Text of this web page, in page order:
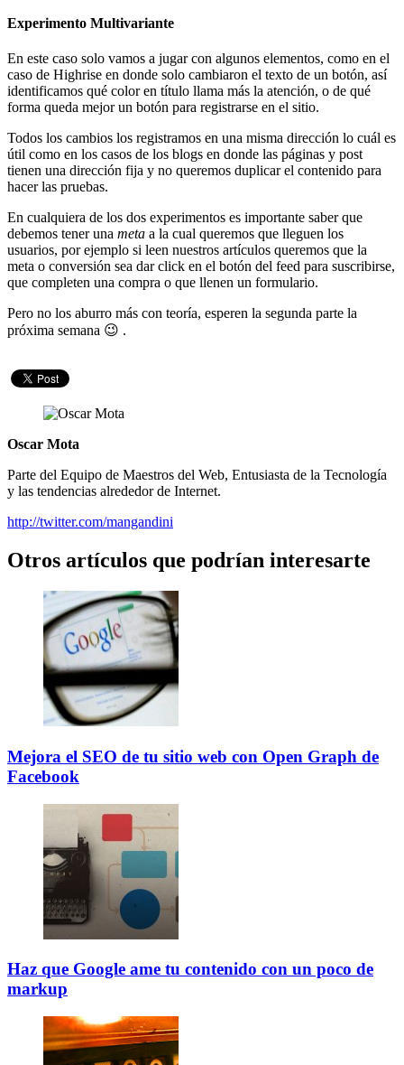
Experimento Multivariante
En este caso solo vamos a jugar con algunos elementos, como en el
caso de Highrise en donde solo cambiaron el texto de un botón, así
identificamos qué color en título llama más la atención, o de qué
forma queda mejor un botón para registrarse en el sitio.
Todos los cambios los registramos en una misma dirección lo cuál es
útil como en los casos de los blogs en donde las páginas y post
tienen una dirección fija y no queremos duplicar el contenido para
hacer las pruebas.
En cualquiera de los dos experimentos es importante saber que
debemos tener una meta a la cual queremos que lleguen los
usuarios, por ejemplo si leen nuestros artículos queremos que la
meta o conversión sea dar click en el botón del feed para suscribirse,
que completen una compra o que llenen un formulario.
Pero no los aburro más con teoría, esperen la segunda parte la
próxima semana 😉 .
Oscar Mota
Parte del Equipo de Maestros del Web, Entusiasta de la Tecnología
y las tendencias alrededor de Internet.
http://twitter.com/mangandini
Otros artículos que podrían interesarte
Mejora el SEO de tu sitio web con Open Graph de
Facebook
Haz que Google ame tu contenido con un poco de
markup